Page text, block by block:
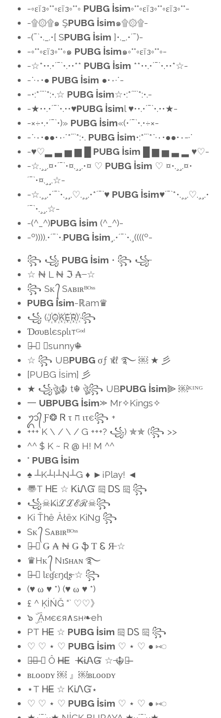
-◦εїз◦°°◦εїз◦°°◦ PUBG İsim◦°°◦εїз◦°°◦εїз◦°°-
-۩۞۩๑ ŞPUBG İsim๑۩۞۩-
-(¯`•._.•[ SPUBG İsim ]•._.•´¯)-
-◦°°◦εїз◦°°◦๑ PUBG İsim๑◦°°◦εїз◦°°◦-
-☆*••.•´¯`•.••** PUBG İsim **••.•´¯`•.••*☆-
-˙·٠•● PUBG İsim
●•٠·˙-
-•:*´¨`*:•.☆ PUBG İsim☆•:*´¨`*:•.-
-★••.•´¯`•.••♥PUBG İsiml ♥••.•´¯`•.••★-
-×÷•.•´¯`•)» PUBG İsim«(•´¯`•.•÷×-
-˙·٠•●●•٠·˙*¨`*:•. PUBG İsim
•:*¨`*˙·٠•●●•٠-·˙
-♥♡▂ ▃ ▅ ▆ █ PUBG İsim █ ▆ ▅ ▃ ▂ ♥♡-
-☆.¸¸.¤•´¯`•¤.¸¸.•¤ ♡ PUBG İsim ♡ ¤•.¸¸.¤•
´¯`•¤.¸¸.☆-
-☆.¸¸.•´¯`•.¸¸.♡.¸¸.•*´¯`♥ PUBG İsim♥´¯`*•.¸¸.♡.¸¸.•
´¯`•.¸¸.☆-
-(^_^)PUBG İsim (^_^)-
-º)))).•´¯`•.PUBG İsim ¸.•´¯`•.¸((((º-
꧂ ꧁ PUBG İsim • ꧂ ꧁⁣̶
☆ ₦ L ₦ ℑ ₳ ̶ ☆
꧂ Sᴋ ᭄ Sᴀʙɪʀᴮᴼˢˢ
PUBG İsim-ℝam♛
꧁ (J꙰O꙰K꙰E꙰R꙰) ꧂
Ɗσυвlєsρlιтᴳᵒᵈ
꧁̶ ☆ ☬sunny☬̶
☆ ꧂ UBPUBG σƒ ҡ ℓℓ ࿐ ￼ ★ 彡
[PUBG İsim] 彡
★ ꧁ঔৣ☬ t☬ ঔৣ꧂ UBPUBG İsim⫸ ￼ᴷᴵᴺᴳ
一 UBPUBG İsim⪼ Mr✧Kings✧
ᬊ᭄ Ƒ❂ Ꮢ τ ח ιτє꧂ +
+++ K \ / \ / G +++? ꧁) ✯✯ (꧂ >>
^^ $ K ~ R @ H! M ^^
° PUBG İsim
♠ ┴K┴I┴N┴G ♦ ►¡Play! ◄
〠Т ᎻᎬ ☆ ᏦᎥᏁᏳ ༕ ᎠᏚ ༕ ꧂
꧁☠₭iℒℒℰℛ☠꧂
Ki Ťhê Ăłëx KiNg ꧂
Sᴋ ᭄ Sᴀʙɪʀᴮᴼˢˢ
꧁̶ ☆ Ǥ ₳ ₦ Ǥ ֆ Ƭ Ꮛ Я̶ ☆
♛Hᴋ ᭄ Nɪꜱʜᴀɴ ࿐
꧁̶ ☆ Ɩɛɠɛŋɖʂ̶ ☆ ꧂
(♥ ω ♥ *) (♥ ω ♥ *)
£ ^ ĶİŃĞ “` ♡♡》
๖ ۣۜ Ậмєєя∧ѕн❧eh
PТ ᎻᎬ̶ ☆ PUBG İsim ༕ ᎠᏚ ༕ ꧂
♡ ♡ ⋆ ♡ PUBG İsim ♡ ⋆ ♡ ● ⑅◌
꧁̶☬̶ ☆ Ô Ꮋ̶Ꭼ̶ ̶Ꮶ̶Ꭵ̶Ꮑ̶Ᏻ̶ ☆ ̶☬̶꧂̶
ʙʟᴏᴏᴅʏ ￼ 』￼ʙʟᴏᴏᴅʏ
⋆Т ᎻᎬ̶ ☆ ᏦᎥᏁᏳ⋆
♡ ♡ ⋆ ♡ PUBG İsim ♡ ⋆ ♡ ● ⑅◌